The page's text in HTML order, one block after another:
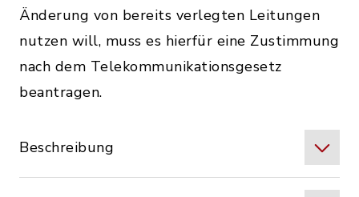
Änderung von bereits verlegten Leitungen
nutzen will, muss es hierfür eine Zustimmung
nach dem Telekommunikationsgesetz
beantragen.
Beschreibung